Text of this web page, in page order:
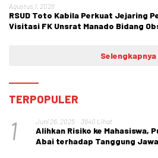
Agustus 1, 2026
RSUD Toto Kabila Perkuat Jejaring
Visitasi FK Unsrat Manado Bidang
Selengkapnya
TERPOPULER
1 Juni 26, 2025 3640 Lihat
Alihkan Risiko ke Mahasiswa,
Abai terhadap Tanggung